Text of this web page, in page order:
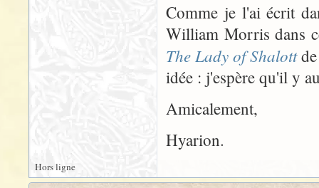
Comme je l'ai écrit
William Morris dans
The Lady of Shalottde
idée : j'espère qu'il y
Amicalement,
Hyarion.
Hors ligne